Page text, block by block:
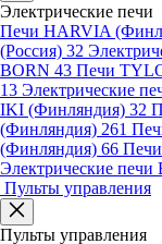
Электрические печи
Печи HARVIA
(Россия) 32
BORN 43 Печи
13 Электрические
IKI (Финляндия) 32
(Финляндия) 261
(Финляндия) 66
Электрические
Пульты управления
Пульты управления